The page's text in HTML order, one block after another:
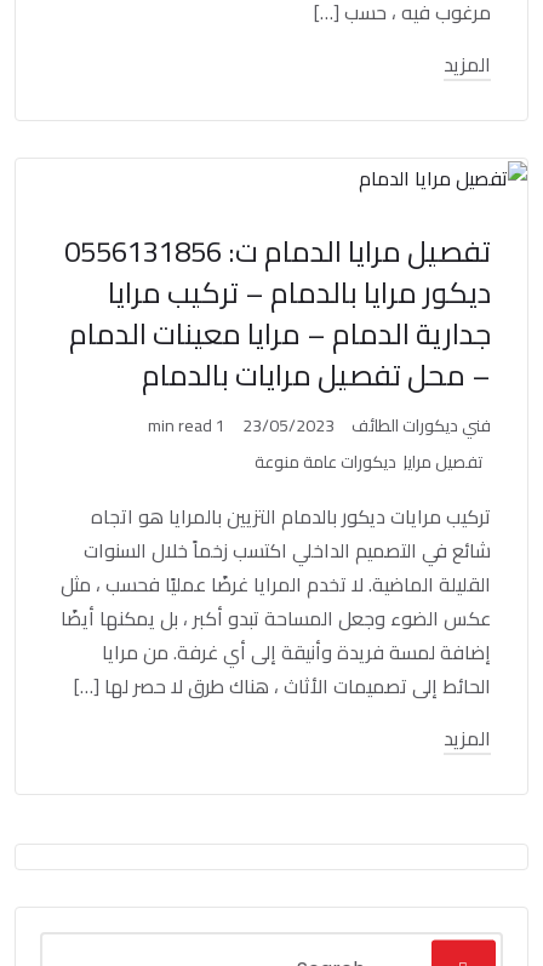
مرغوب فيه ، حسب […]
المزيد
تفصيل مرايا الدمام ت: 0556131856
ديكور مرايا بالدمام – تركيب مرايا
جدارية الدمام – مرايا معينات الدمام
– محل تفصيل مرايات بالدمام
فني ديكورات الطائف 23/05/2023
1 min read
تفصيل مرايا ديكورات عامة منوعة
تركيب مرايات ديكور بالدمام التزيين بالمرايا هو اتجاه
شائع في التصميم الداخلي اكتسب زخماً خلال السنوات
القليلة الماضية. لا تخدم المرايا غرضًا عمليًا فحسب ، مثل
عكس الضوء وجعل المساحة تبدو أكبر ، بل يمكنها أيضًا
إضافة لمسة فريدة وأنيقة إلى أي غرفة. من مرايا
الحائط إلى تصميمات الأثاث ، هناك طرق لا حصر لها […]
المزيد